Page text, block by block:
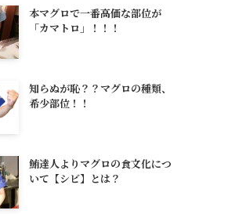
本マグロで一番高価な部位が
「カマトロ」！！！
知らぬが恥？？マグロの種類、
希少部位！！
鮪達人よりマグロの食文化につ
いて【シビ】とは？